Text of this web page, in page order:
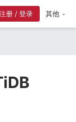
册 / 登录 其他